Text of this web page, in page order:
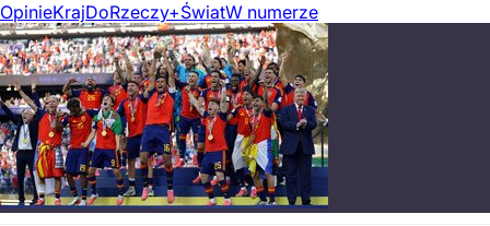
OpinieKrajDoRzeczy+ŚwiatW numerze